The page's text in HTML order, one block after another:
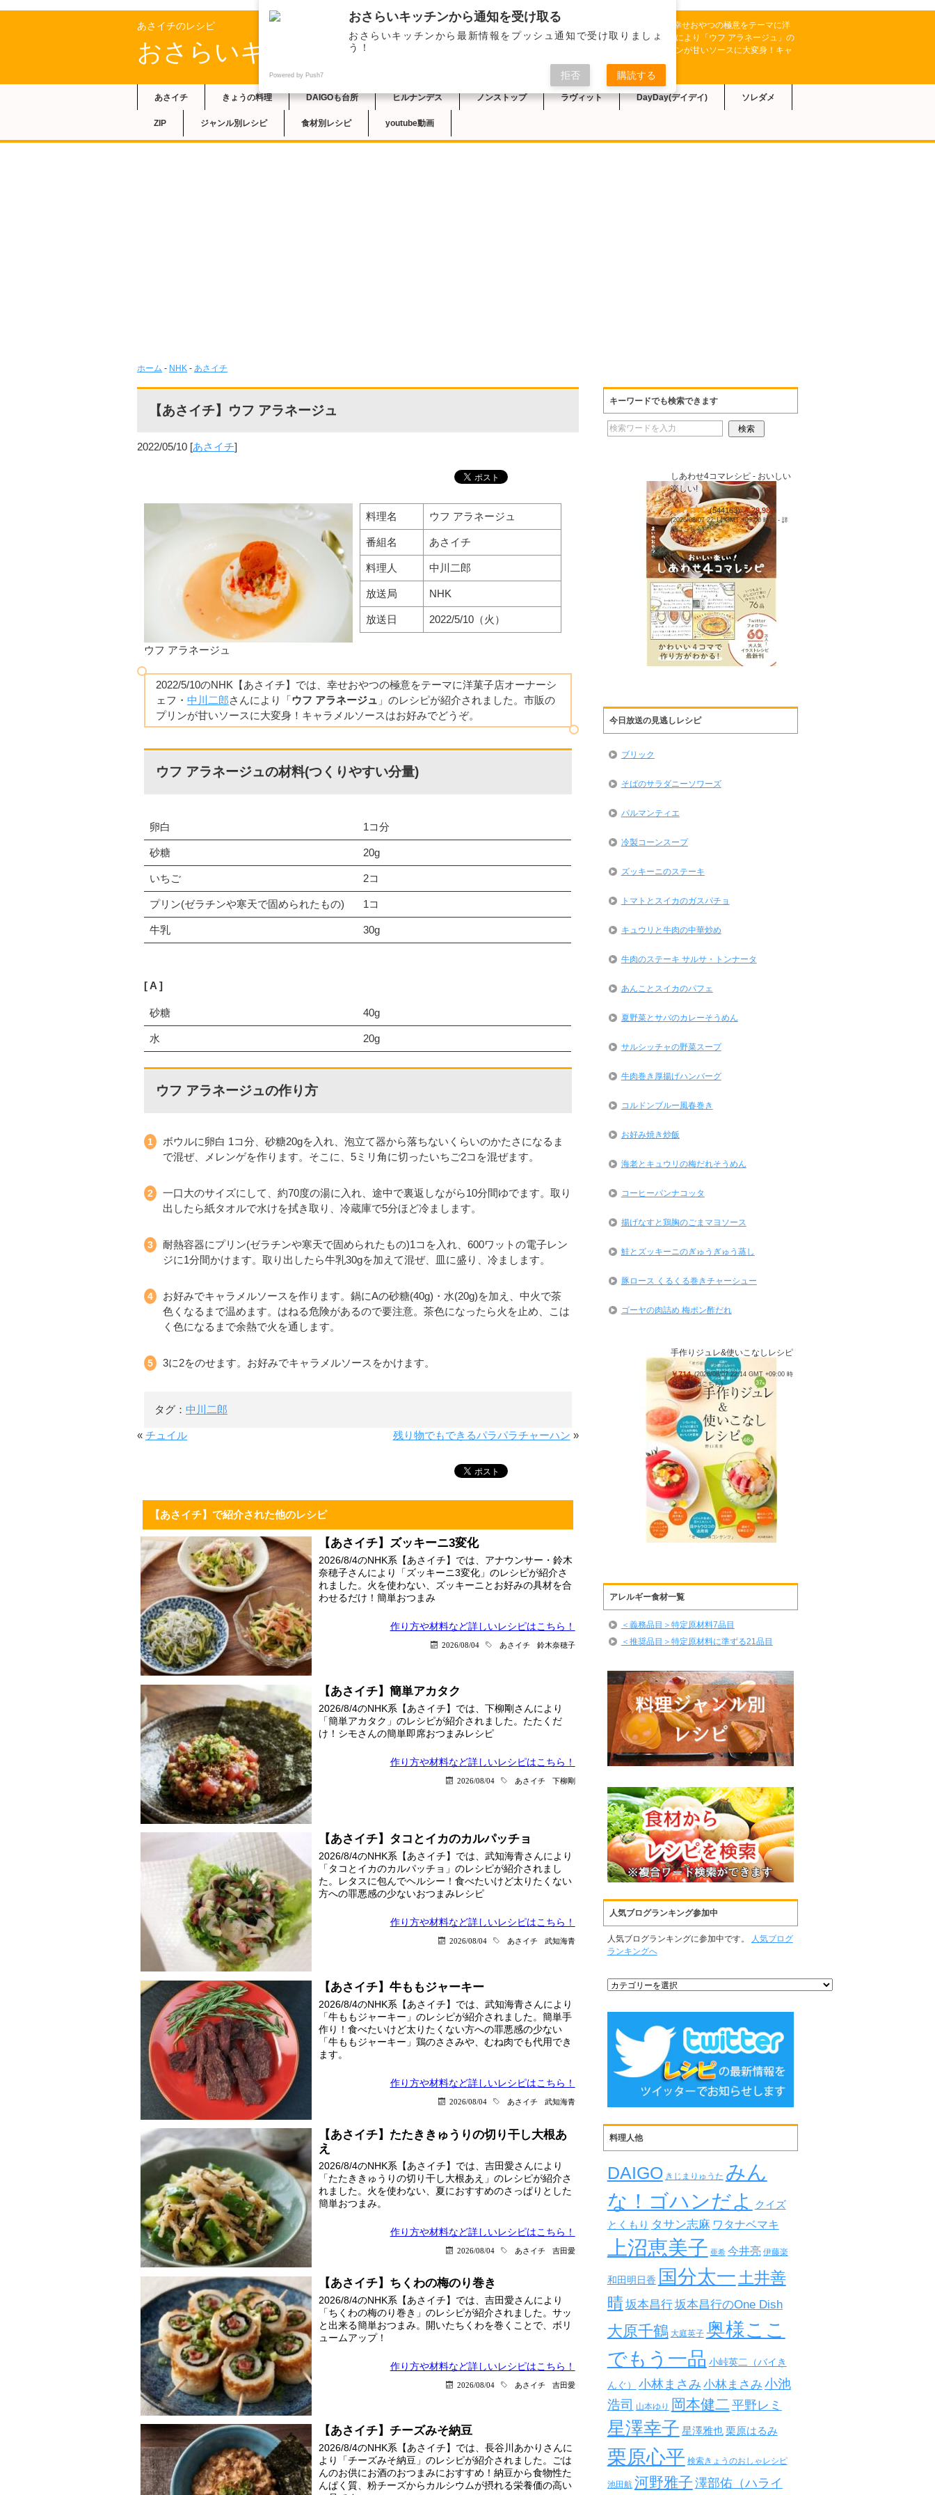
あさイチのレシピ
おさらいキッチン
2022/5/10のNHK【あさイチ】では、幸せおやつの極意をテーマに洋
菓子店オーナーシェフ・中川二郎さんにより「ウフ アラネージュ」の
レシピが紹介されました。市販のプリンが甘いソースに大変身！キャ
ラメルソースはお好みでどうぞ。
あさイチ きょうの料理 DAIGOも台所 ヒルナンデス ノンストップ ラヴィット DayDay(デイデイ) ソレダメ
ZIP ジャンル別レシピ 食材別レシピ youtube動画
ホーム - NHK - あさイチ
【あさイチ】ウフ アラネージュ
2022/05/10 [あさイチ]
ウフ アラネージュ
料理名 ウフ アラネージュ
番組名 あさイチ
料理人 中川二郎
放送局 NHK
放送日 2022/5/10（火）
2022/5/10のNHK【あさイチ】では、幸せおやつの極意をテーマに洋菓子店オーナーシ
ェフ・ 中川二郎さんにより「ウフ アラネージュ 」のレシピが紹介されました。市販の
プリンが甘いソースに大変身！キャラメルソースはお好みでどうぞ。
ウフ アラネージュの材料(つくりやすい分量)
卵白 1コ分
砂糖 20g
いちご 2コ
プリン(ゼラチンや寒天で固められたもの) 1コ
牛乳 30g
A
砂糖 40g
水 20g
ウフ アラネージュの作り方
ボウルに卵白 1コ分、砂糖20gを入れ、泡立て器から落ちないくらいのかたさになるま
で混ぜ、メレンゲを作ります。そこに、5ミリ角に切ったいちご2コを混ぜます。
一口大のサイズにして、約70度の湯に入れ、途中で裏返しながら10分間ゆでます。取り
出したら紙タオルで水けを拭き取り、冷蔵庫で5分ほど冷まします。
耐熱容器にプリン(ゼラチンや寒天で固められたもの)1コを入れ、600ワットの電子レン
ジに1分間かけます。取り出したら牛乳30gを加えて混ぜ、皿に盛り、冷まします。
お好みでキャラメルソースを作ります。鍋にAの砂糖(40g)・水(20g)を加え、中火で茶
色くなるまで温めます。はねる危険があるので要注意。茶色になったら火を止め、こは
く色になるまで余熱で火を通します。
3に2をのせます。お好みでキャラメルソースをかけます。
タグ： 中川二郎
« チュイル 残り物でもできるパラパラチャーハン »
【あさイチ】で紹介された他のレシピ
【あさイチ】ズッキーニ3変化
2026/8/4のNHK系【あさイチ】では、アナウンサー・鈴木
奈穂子さんにより「ズッキーニ3変化」のレシピが紹介さ
れました。火を使わない、ズッキーニとお好みの具材を合
わせるだけ！簡単おつまみ
作り方や材料など詳しいレシピはこちら！
2026/08/04 あさイチ 鈴木奈穂子
【あさイチ】簡単アカタク
2026/8/4のNHK系【あさイチ】では、下柳剛さんにより
「簡単アカタク」のレシピが紹介されました。たたくだ
け！シモさんの簡単即席おつまみレシピ
作り方や材料など詳しいレシピはこちら！
2026/08/04 あさイチ 下柳剛
【あさイチ】タコとイカのカルパッチョ
2026/8/4のNHK系【あさイチ】では、武知海青さんにより
「タコとイカのカルパッチョ」のレシピが紹介されまし
た。レタスに包んでヘルシー！食べたいけど太りたくない
方への罪悪感の少ないおつまみレシピ
作り方や材料など詳しいレシピはこちら！
2026/08/04 あさイチ 武知海青
【あさイチ】牛ももジャーキー
2026/8/4のNHK系【あさイチ】では、武知海青さんにより
「牛ももジャーキー」のレシピが紹介されました。簡単手
作り！食べたいけど太りたくない方への罪悪感の少ない
「牛ももジャーキー」鶏のささみや、むね肉でも代用でき
ます。
作り方や材料など詳しいレシピはこちら！
2026/08/04 あさイチ 武知海青
【あさイチ】たたききゅうりの切り干し大根あ
え
2026/8/4のNHK系【あさイチ】では、吉田愛さんにより
「たたききゅうりの切り干し大根あえ」のレシピが紹介さ
れました。火を使わない、夏におすすめのさっぱりとした
簡単おつまみ。
作り方や材料など詳しいレシピはこちら！
2026/08/04 あさイチ 吉田愛
【あさイチ】ちくわの梅のり巻き
2026/8/4のNHK系【あさイチ】では、吉田愛さんにより
「ちくわの梅のり巻き」のレシピが紹介されました。サッ
と出来る簡単おつまみ。開いたちくわを巻くことで、ボリ
ュームアップ！
作り方や材料など詳しいレシピはこちら！
2026/08/04 あさイチ 吉田愛
【あさイチ】チーズみそ納豆
2026/8/4のNHK系【あさイチ】では、長谷川あかりさんに
より「チーズみそ納豆」のレシピが紹介されました。ごは
んのお供にお酒のおつまみにおすすめ！納豆から食物性た
んぱく質、粉チーズからカルシウムが摂れる栄養価の高い
キーワードでも検索できます
しあわせ4コマレシピ - おいしい
楽しい!
(544163) ￥29,980
(2026/08/07 22:14 GMT +09:00 時点 -詳
細はこちら)
今日放送の見逃しレシピ
ブリック
そばのサラダニーソワーズ
パルマンティエ
冷製コーンスープ
ズッキーニのステーキ
トマトとスイカのガスパチョ
キュウリと牛肉の中華炒め
牛肉のステーキ サルサ・トンナータ
あんことスイカのパフェ
夏野菜とサバのカレーそうめん
サルシッチャの野菜スープ
牛肉巻き厚揚げハンバーグ
コルドンブルー風春巻き
お好み焼き炒飯
海老とキュウリの梅だれそうめん
コーヒーパンナコッタ
揚げなすと鶏胸のごまマヨソース
鮭とズッキーニのぎゅうぎゅう蒸し
豚ロース くるくる巻きチャーシュー
ゴーヤの肉詰め 梅ポン酢だれ
手作りジュレ&使いこなしレシピ
￥714 (2026/08/07 22:14 GMT +09:00 時
点 -詳細はこちら)
アレルギー食材一覧
＜義務品目＞特定原材料7品目
＜推奨品目＞特定原材料に準ずる21品目
人気ブログランキング参加中
人気ブログランキングに参加中です。
人気ブログ
ランキングへ
料理人他
DAIGO きじまりゅうた みん
な！ゴハンだよ
クイズ
とくもり タサン志麻 ワタナベマキ
上沼恵美子 亜希 今井亮 伊藤楽
和田明日香 国分太一土井善
晴坂本昌行坂本昌行のOne Dish
大原千鶴 大庭英子 奥様ここ
でもう一品 小峠英二（バイき
んぐ） 小林まさみ 小林まさみ 小池
浩司 山本ゆり 岡本健二 平野レミ
星澤幸子 星澤雅也 栗原はるみ
栗原心平 検索きょうのおしゃレシピ
池田航 河野雅子 澤部佑（ハライ
おさらいキッチンから通知を受け取る
おさらいキッチンから最新情報をプッシュ通知で受け取りましょ
う！
Powered by Push7 拒否 購読する